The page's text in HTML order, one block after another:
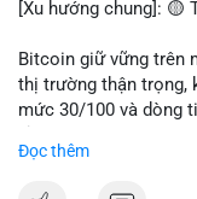
[Xu hướng chung]: 🟡
Bitcoin giữ vững trên
thị trường thận trọng,
mức 30/100 và dòng
Đọc thêm